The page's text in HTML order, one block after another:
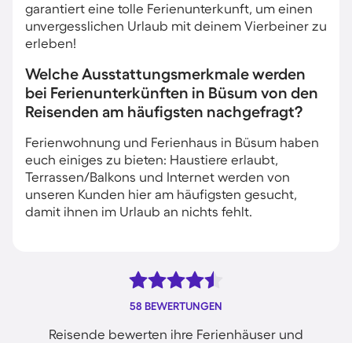
garantiert eine tolle Ferienunterkunft, um einen
unvergesslichen Urlaub mit deinem Vierbeiner zu
erleben!
Welche Ausstattungsmerkmale werden
bei Ferienunterkünften in Büsum von den
Reisenden am häufigsten nachgefragt?
Ferienwohnung und Ferienhaus in Büsum haben
euch einiges zu bieten: Haustiere erlaubt,
Terrassen/Balkons und Internet werden von
unseren Kunden hier am häufigsten gesucht,
damit ihnen im Urlaub an nichts fehlt.
58 BEWERTUNGEN
Reisende bewerten ihre Ferienhäuser und